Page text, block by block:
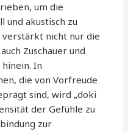
um die
und akustisch zu
verstärkt nicht nur die
Zuschauer und
In
die von Vorfreude
sind, wird „doki
der Gefühle zu
zur